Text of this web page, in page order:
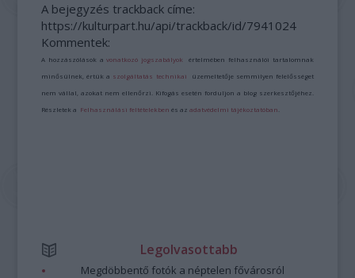
A bejegyzés trackback címe:
https://kulturpart.hu/api/trackback/id/7941024
Kommentek:
A hozzászólások avonatkozó jogszabályok értelmében felhasználói tartalomnak
minősülnek, értük a szolgáltatás technikai üzemeltetője semmilyen felelősséget
nem vállal, azokat nem ellenőrzi. Kifogás esetén forduljon a blog szerkesztőjéhez.
Részletek a Felhasználási feltételekben és azadatvédelmi tájékoztatóban
Legolvasottabb
Megdöbbentő fotók a néptelen fővárosról